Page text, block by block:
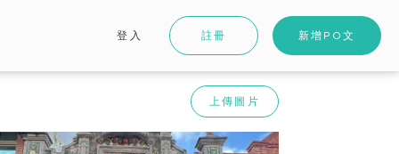
登入 註冊 新增PO文
上傳圖片